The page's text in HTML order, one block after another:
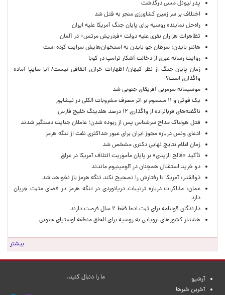
پدر لیونل مسی درگذشت
اختلاف بر سر زمین کشاورزی منجر به قتل شد
راه‌حل نماینده روسیه برای پایان جنگ آمریکا علیه ایران
تظاهرات هزاران نفری علیه دولت «فردریش مرتس» در آلمان
هانتر بایدن: سرطان جو بایدن به استخوان‌هایش سرایت کرده است
روایت رسانه عبری از دخالت آشکار ترامپ در کوبا
زمان پایان جنگ از نظر کیهان/ اظهارات خرازی اتفاقی نیست/ آیا سایپا آماده
واگذاری است؟
موسیمانه سرمربی آفریقای جنوبی شد
یک فوتی و ۱۱ مسموم بر اثر مصرف مشروبات الکلی در نیشابور
ناگفته‌های قربانزاده از واگذاری ۱۲ درصد هلدینگ خلیج فارس
قتل هولناک مداح سرشناس پس از ربوده شدن؛ عاملان جنایت دستگیر شدند
ادعای ونس درباره مجوز ایران برای عبور حداکثری نفت از تنگه هرمز
زمان اعلام نتایج نهایی دکتری مشخص شد
تأکید «فالح الزیدی» بر پایان مأموریت ائتلاف آمریکا در عراق
دو خرید استقلال همچنان در آلومینیوم ماندند
ذوالقدر: آمریکا تا رفتارش را تصحیح نکند تنگه هرمز باز نخواهد شد
عمان: مذاکرات درباره ترتیبات دریانوردی در تنگه هرمز در فضای مثبت جریان
دارد
دارندگان قولنامه برای ثبت ادعا فقط ۲ سال فرصت دارند
هشدار کشورهای اروپایی به روسیه برای الحاق منطقه اوستیای جنوبی
بیشتر
آرشیو
آخرین خبرها
ما را دنبال کنید.